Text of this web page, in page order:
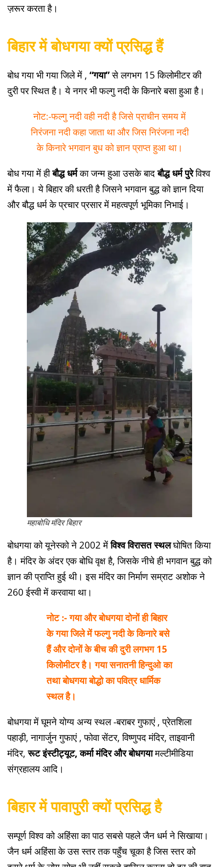
ज़रूर करता है।
बिहार में बोधगया क्यों प्रसिद्ध हैं
बोध गया भी गया जिले में , “गया”से लगभग 15 किलोमीटर की
दुरी पर स्थित है। ये नगर भी फल्गु नदी के किनारे बसा हुआ है।
नोट:-फल्गु नदी वही नदी है जिसे प्राचीन समय में
निरंजना नदी कहा जाता था और जिस निरंजना नदी
के किनारे भगवान बुध को ज्ञान प्राप्त हुआ था।
बोध गया में हीबौद्ध धर्मका जन्म हुआ उसके बादबौद्ध धर्म पुरेविश्व
में फैला। ये बिहार की धरती है जिसने भगवान बुद्ध को ज्ञान दिया
और बौद्ध धर्म के प्रचार प्रसार में महत्वपूर्ण भूमिका निभाई।
महाबोधि मंदिर बिहार
बोधगया को यूनेस्को ने 2002 मेंविश्व विरासत स्थलघोषित किया
है। मंदिर के अंदर एक बोधि वृक्ष है, जिसके नीचे ही भगवान बुद्ध को
ज्ञान की प्राप्ति हुई थी। इस मंदिर का निर्माण सम्राट अशोक ने
260 ईस्वी में करवाया था।
नोट :- गया और बोधगया दोनों ही बिहार
के गया जिले में फल्गु नदी के किनारे बसे
हैं और दोनों के बीच की दुरी लगभग 15
किलोमीटर है। गया सनातनी हिन्दुओ का
तथा बोधगया बोद्धो का पवित्र धार्मिक
स्थल है।
बोधगया में घूमने योग्य अन्य स्थल -बराबर गुफाएं , प्रेतशिला
पहाड़ी, नागार्जुन गुफाएं , फोवा सेंटर, विष्णुपद मंदिर, ताइवानी
मंदिर,रूट इंस्टीट्यूट, कर्मा मंदिर और बोधगयामल्टीमीडिया
संग्रहालय आदि।
बिहार में पावापुरी क्यों प्रसिद्ध है
सम्पूर्ण विश्व को अहिंसा का पाठ सबसे पहले जैन धर्म ने सिखाया।
जैन धर्म अहिंसा के उस स्तर तक पहुँच चूका है जिस स्तर को